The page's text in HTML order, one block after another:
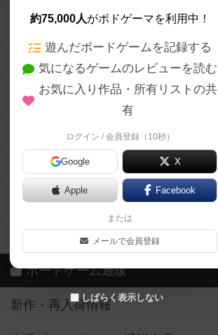
約75,000人がボドゲーマを利用中！
遊んだボードゲームを記録する
気になるゲームのレビューを読む
お気に入り作品・所有リストの共
有
ログイン / 会員登録（10秒）
Google X
Apple Facebook
または
メールで会員登録
しばらく表示しない
ボードゲームの新着レビュー
ボードゲーム会情報
メカニクス特集
掲示板・トピックス
ボドとも・会員一覧
ボードゲーム業界コラム
ボドゲーマご利用案内
ボードゲーム通販
新作・再入荷情報